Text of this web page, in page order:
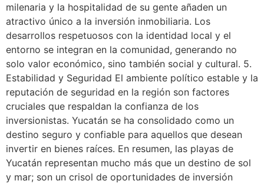
milenaria y la hospitalidad de su gente añaden un
atractivo único a la inversión inmobiliaria. Los
desarrollos respetuosos con la identidad local y el
entorno se integran en la comunidad, generando no
solo valor económico, sino también social y cultural. 5.
Estabilidad y Seguridad El ambiente político estable y la
reputación de seguridad en la región son factores
cruciales que respaldan la confianza de los
inversionistas. Yucatán se ha consolidado como un
destino seguro y confiable para aquellos que desean
invertir en bienes raíces. En resumen, las playas de
Yucatán representan mucho más que un destino de sol
y mar; son un crisol de oportunidades de inversión